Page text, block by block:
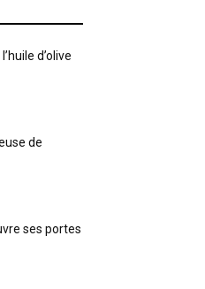
d’olive
de
ses portes